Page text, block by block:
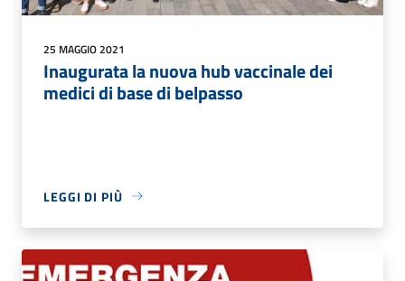
25 MAGGIO 2021
Inaugurata la nuova hub vaccinale dei
medici di base di belpasso
LEGGI DI PIÙ